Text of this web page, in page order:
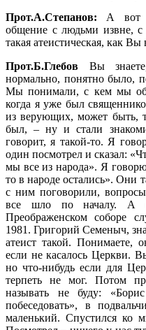
Прот.А.Степанов: А вот
общение с людьми извне,
такая атеистическая, как
Прот.Б.Глебов Вы
нормально, понятно было,
Мы понимали, с кем мы
когда я уже был
из верующих, может быть,
был, – ну и стали
говорит, я такой-то. Я
один посмотрел и сказал:
мы все из народа». Я
то в народе остались». Они
с ним поговорили,
все шло по началу. А
Преображенском соборе
1981. Григорий Семеныч,
атеист такой. Понимаете,
если не касалось Церкви.
но что-нибудь если для
терпеть не мог. Потом
называть не буду:
побеседовать», в
маленький. Спустился ко